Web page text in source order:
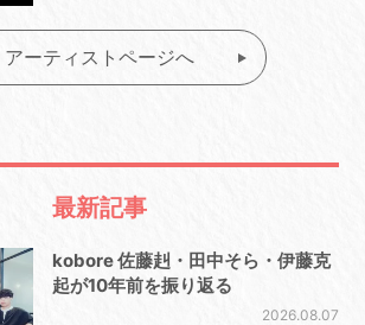
アーティストページへ
最新記事
kobore 佐藤赳・田中そら・伊藤克
起が10年前を振り返る
2026.08.07